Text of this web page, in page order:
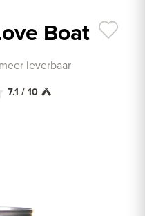
Boat
leverbaar
7.1 / 10